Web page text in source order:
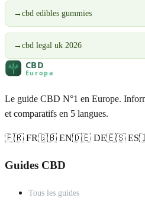
→ cbd edibles gummies
→ cbd legal uk 2026
Le guide CBD N°1 en Europe.
et comparatifs en 5 langues.
🇫🇷 FR🇬🇧 EN🇩🇪 DE🇪🇸 ES
Guides CBD
Tous les guides